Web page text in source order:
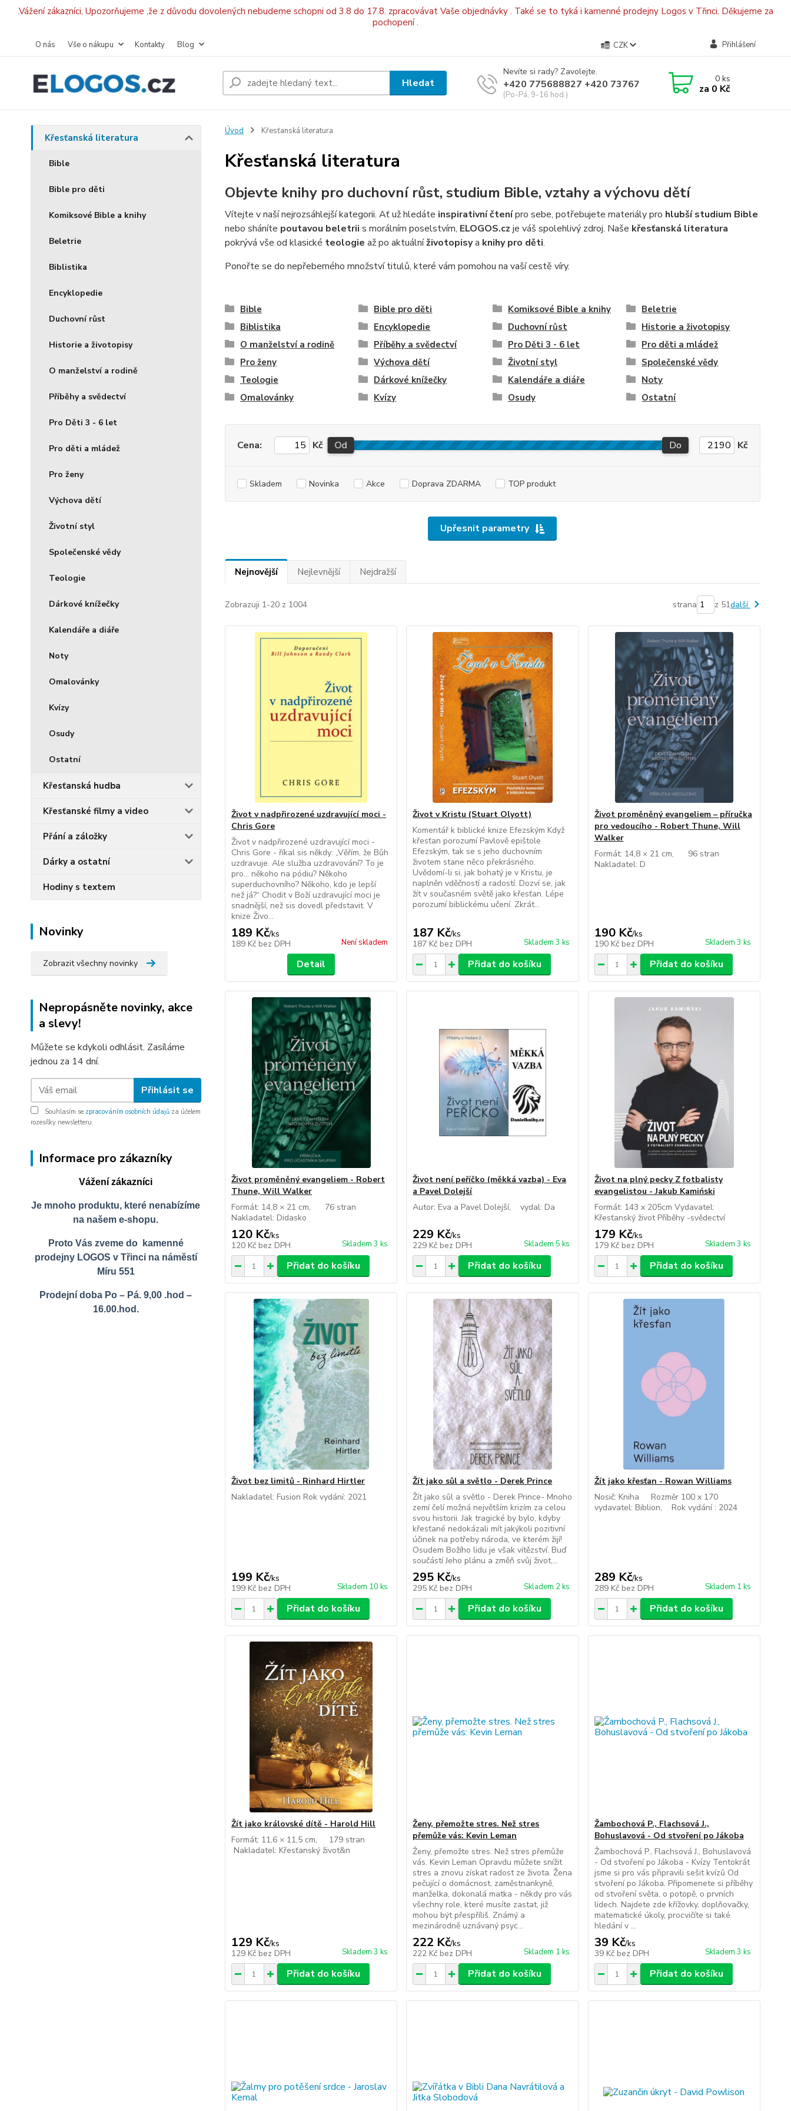
.Vážení zákazníci, Upozorňujeme ,že z důvodu dovolených nebudeme schopni od 3.8 do 17.8. zpracovávat Vaše objednávky . Také se to tyká i kamenné prodejny Logos v Třinci. Děkujeme za
pochopení .
O nás Vše o nákupu Kontakty Blog CZK Přihlášení
Hledat
Nevíte si rady? Zavolejte.
+420 775688827 +420 737670415
(Po-Pá, 9-16 hod.)
0ks
za 0 Kč
Křesťanská literatura
Bible
Bible pro děti
Komiksové Bible a knihy
Beletrie
Biblistika
Encyklopedie
Duchovní růst
Historie a životopisy
O manželství a rodině
Příběhy a svědectví
Pro Děti 3 - 6 let
Pro děti a mládež
Pro ženy
Výchova dětí
Životní styl
Společenské vědy
Teologie
Dárkové knížečky
Kalendáře a diáře
Noty
Omalovánky
Kvízy
Osudy
Ostatní
Křesťanská hudba
Křesťanské filmy a video
Přání a záložky
Dárky a ostatní
Hodiny s textem
Novinky
Zobrazit všechny novinky
Nepropásněte novinky, akce
a slevy!
Můžete se kdykoli odhlásit. Zasíláme
jednou za 14 dní.
Přihlásit se
Souhlasím se zpracováním osobních údajů za účelem
rozesílky newsletteru.
Informace pro zákazníky
Vážení zákazníci
Je mnoho produktu, které nenabízíme
na našem e-shopu.
Proto Vás zveme do kamenné
prodejny LOGOS v Třinci na náměstí
Míru 551
Prodejní doba Po – Pá. 9,00 .hod –
16.00.hod.
Úvod Křesťanská literatura
Křesťanská literatura
Objevte knihy pro duchovní růst, studium Bible, vztahy a výchovu dětí
Vítejte v naší nejrozsáhlejší kategorii. Ať už hledáte inspirativní čtenípro sebe, potřebujete materiály pro hlubší studium Bible
nebo sháníte poutavou beletrii s morálním poselstvím, ELOGOS.cz je váš spolehlivý zdroj. Naše křesťanská literatura
pokrývá vše od klasické teologie až po aktuálníživotopisya knihy pro děti.
Ponořte se do nepřeberného množství titulů, které vám pomohou na vaší cestě víry.
Bible Bible pro děti Komiksové Bible a knihy
Beletrie
Biblistika
Encyklopedie Duchovní růst
Historie a životopisy
O manželství a rodině
Příběhy a svědectví Pro Děti 3 - 6 let
Pro děti a mládež
Pro ženy
Výchova dětí Životní styl
Společenské vědy
Teologie
Dárkové knížečky Kalendáře a diáře
Noty
Omalovánky
Kvízy Osudy Ostatní
Upřesnit parametry
Cena: Kč Od Do Kč
Skladem Novinka Akce Doprava ZDARMA TOP produkt
Nejnovější Nejlevnější Nejdražší
Zobrazuji 1-20 z 1004 strana z 51další
Život v nadpřirozené uzdravující moci -
Chris Gore
Život v nadpřirozené uzdravující moci -
Chris Gore - říkal sis někdy: „Věřím, že Bůh
uzdravuje. Ale služba uzdravování? To je
pro… někoho na pódiu? Někoho
superduchovního? Někoho, kdo je lepší
než já?“ Chodit v Boží uzdravující moci je
snadnější, než sis dovedl představit. V
knize Živo...
189 Kč/ks
189 Kč bez DPH Není skladem
Detail
Život v Kristu (Stuart Olyott)
Komentář k biblické knize Efezským Když
křesťan porozumí Pavlově epištole
Efezským, tak se s jeho duchovním
životem stane něco překrásného.
Uvědomí-li si, jak bohatý je v Kristu, je
naplněn vděčností a radostí. Dozví se, jak
žít v současném světě jako křesťan. Lépe
porozumí biblickému učení. Zkrát...
187 Kč/ks
187 Kč bez DPH Skladem 3 ks
Přidat do košíku
Život proměněný evangeliem – příručka
pro vedoucího - Robert Thune, Will
Walker
Formát: 14,8 × 21 cm, 96 stran
Nakladatel: D
190 Kč/ks
190 Kč bez DPH Skladem 3 ks
Přidat do košíku
Život proměněný evangeliem - Robert
Thune, Will Walker
Formát: 14,8 × 21 cm, 76 stran
Nakladatel: Didasko
120 Kč/ks
120 Kč bez DPH Skladem 3 ks
Přidat do košíku
Život není peříčko (měkká vazba) - Eva
a Pavel Dolejší
Autor: Eva a Pavel Dolejší, vydal: Da
229 Kč/ks
229 Kč bez DPH Skladem 5 ks
Přidat do košíku
Život na plný pecky Z fotbalisty
evangelistou - Jakub Kamiński
Formát: 143 x 205cm Vydavatel:
Křesťanský život Příběhy -svědectví
179 Kč/ks
179 Kč bez DPH Skladem 3 ks
Přidat do košíku
Život bez limitů - Rinhard Hirtler
Nakladatel: Fusion Rok vydání: 2021
199 Kč/ks
199 Kč bez DPH Skladem 10 ks
Přidat do košíku
Žít jako sůl a světlo - Derek Prince
Žít jako sůl a světlo - Derek Prince- Mnoho
zemí čelí možná největším krizím za celou
svou historii. Jak tragické by bylo, kdyby
křesťané nedokázali mít jakýkoli pozitivní
účinek na potřeby národa, ve kterém žijí!
Osudem Božího lidu je však vítězství. Buď
součástí Jeho plánu a změň svůj život,...
295 Kč/ks
295 Kč bez DPH Skladem 2 ks
Přidat do košíku
Žít jako křesťan - Rowan Williams
Nosič: Kniha Rozměr 100 x 170
vydavatel: Biblion, Rok vydání : 2024
289 Kč/ks
289 Kč bez DPH Skladem 1 ks
Přidat do košíku
Žít jako královské dítě - Harold Hill
Formát: 11,6 × 11,5 cm, 179 stran
Nakladatel: Křesťanský život&n
129 Kč/ks
129 Kč bez DPH Skladem 3 ks
Přidat do košíku
Ženy, přemožte stres. Než stres
přemůže vás: Kevin Leman
Ženy, přemožte stres. Než stres přemůže
vás. Kevin Leman Opravdu můžete snížit
stres a znovu získat radost ze života. Žena
pečující o domácnost, zaměstnankyně,
manželka, dokonalá matka - někdy pro vás
všechny role, které musíte zastat, již
mohou být přespříliš. Známý a
mezinárodně uznávaný psyc...
222 Kč/ks
222 Kč bez DPH Skladem 1 ks
Přidat do košíku
Žambochová P., Flachsová J.,
Bohuslavová - Od stvoření po Jákoba
Žambochová P., Flachsová J., Bohuslavová
- Od stvoření po Jákoba - Kvízy Tentokrát
jsme si pro vás připravili sešit kvízů Od
stvoření po Jákoba. Připomenete si příběhy
od stvoření světa, o potopě, o prvních
lidech. Najdete zde křížovky, doplňovačky,
matematické úkoly, procvičíte si také
hledání v ...
39 Kč/ks
39 Kč bez DPH Skladem 3 ks
Přidat do košíku